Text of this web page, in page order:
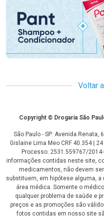
Voltar
CopyrightCopyright © Drogaria São
São Paulo - SP: Avenida Renata,
Gislaine Lima Meo CRF 40.354 |
Processo: 2531.559767/
informações contidas neste site,
medicamentos, não devem
substituem, em hipótese alguma,
área médica. Somente o
qualquer problema de saúde e
preços e as promoções são
fotos contidas em nosso site